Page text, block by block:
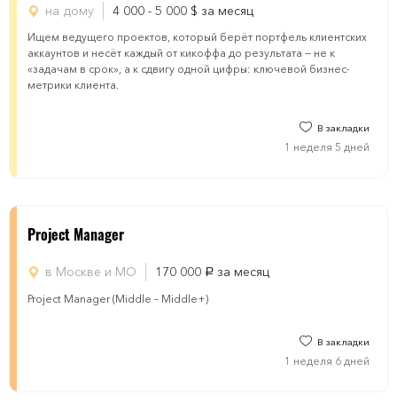
на дому 4 000 - 5 000 $ за месяц
Ищем ведущего проектов, который берёт портфель клиентских
аккаунтов и несёт каждый от кикоффа до результата — не к
«задачам в срок», а к сдвигу одной цифры: ключевой бизнес-
метрики клиента.
В закладки
1 неделя 5 дней
Project Manager
в Москве и МО 170 000 руб. за месяц
Project Manager (Middle – Middle+)
В закладки
1 неделя 6 дней